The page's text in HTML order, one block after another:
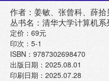
作者：姜敏、张曾科、薛拾
丛书名：清华大学计算机系
定价：69元
印次：5-1
ISBN：9787302698470
出版日期：2025.08.01
印刷日期：2025.07.28